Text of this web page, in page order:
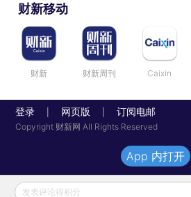
财新移动
财新 财新周刊 Caixin
登录 网页版 订阅电邮
Copyright 财新网 All Rights Reserved
发表评论得积分
App 内打开